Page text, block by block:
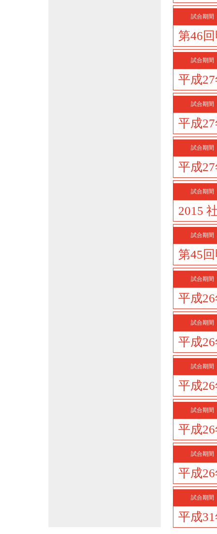
試合期間
第46
試合期間
平成
試合期間
平成
試合期間
平成
試合期間
2015
試合期間
第45
試合期間
平成
試合期間
平成
試合期間
平成
試合期間
平成
試合期間
平成
試合期間
平成